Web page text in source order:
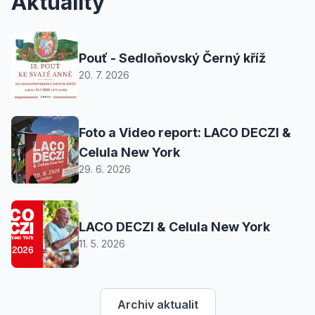
Pouť - Sedloňovský Černý kříž
20. 7. 2026
Foto a Video report: LACO DECZI &
Celula New York
29. 6. 2026
LACO DECZI & Celula New York
11. 5. 2026
Archiv aktualit